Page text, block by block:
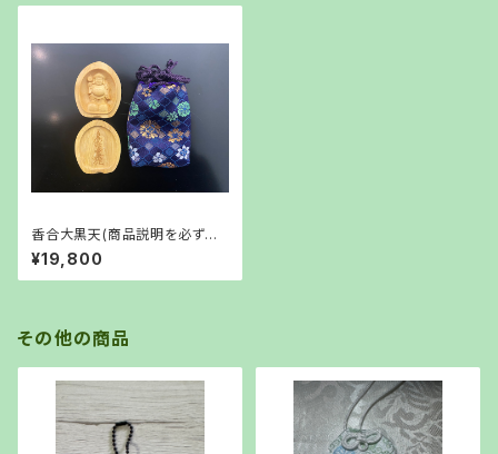
香合大黒天(商品説明を必ずお
読みください)
¥19,800
その他の商品